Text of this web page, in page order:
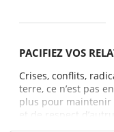
PACIFIEZ VOS
Crises, conflits,
terre, ce n’est pas
plus pour maintenir
et de respect